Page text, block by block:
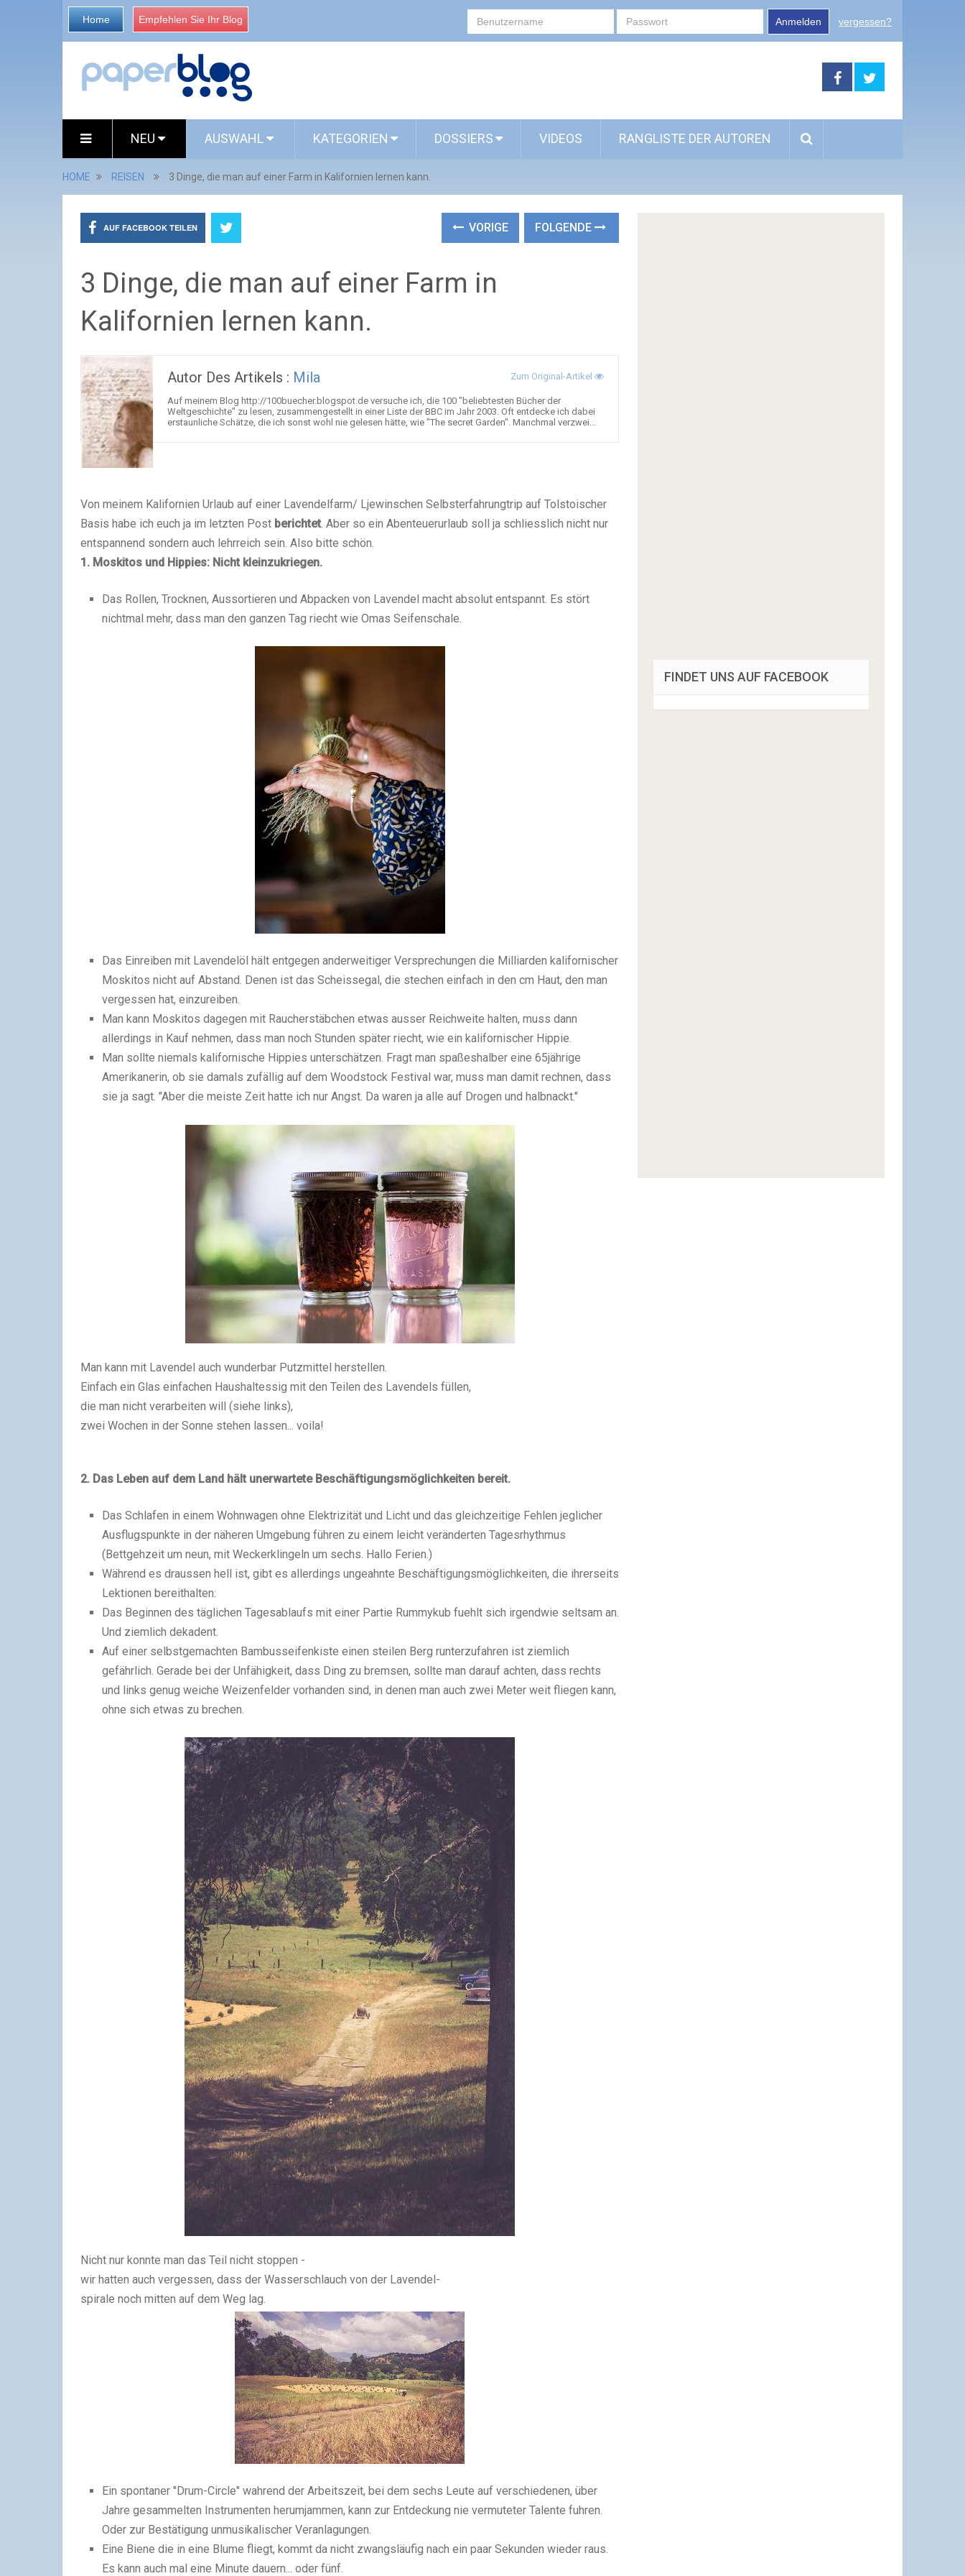
Home Empfehlen Sie Ihr Blog Anmelden vergessen?
NEU AUSWAHL KATEGORIEN DOSSIERS VIDEOS RANGLISTE DER AUTOREN
HOME REISEN 3 Dinge, die man auf einer Farm in Kalifornien lernen kann.
AUF FACEBOOK TEILEN VORIGE FOLGENDE
3 Dinge, die man auf einer Farm in
Kalifornien lernen kann.
Autor Des Artikels : Mila Zum Original-Artikel
Auf meinem Blog http://100buecher.blogspot.de versuche ich, die 100 "beliebtesten Bücher der
Weltgeschichte" zu lesen, zusammengestellt in einer Liste der BBC im Jahr 2003. Oft entdecke ich dabei
erstaunliche Schätze, die ich sonst wohl nie gelesen hätte, wie "The secret Garden". Manchmal verzwei...
Von meinem Kalifornien Urlaub auf einer Lavendelfarm/ Ljewinschen Selbsterfahrungtrip auf Tolstoischer
Basis habe ich euch ja im letzten Post berichtet. Aber so ein Abenteuerurlaub soll ja schliesslich nicht nur
entspannend sondern auch lehrreich sein. Also bitte schön.
1. Moskitos und Hippies: Nicht kleinzukriegen.
Das Rollen, Trocknen, Aussortieren und Abpacken von Lavendel macht absolut entspannt. Es stört
nichtmal mehr, dass man den ganzen Tag riecht wie Omas Seifenschale.
Das Einreiben mit Lavendelö l hä lt entgegen anderweitiger Versprechungen die Milliarden kalifornischer
Moskitos nicht auf Abstand. Denen ist das Scheissegal, die stechen einfach in den cm Haut, den man
vergessen hat, einzureiben.
Man kann Moskitos dagegen mit Raucherstäbchen etwas ausser Reichweite halten, muss dann
allerdings in Kauf nehmen, dass man noch Stunden später riecht, wie ein kalifornischer Hippie.
Man sollte niemals kalifornische Hippies unterschätzen. Fragt man spaßeshalber eine 65jährige
Amerikanerin, ob sie damals zufä llig auf dem Woodstock Festival war, muss man damit rechnen, dass
sie ja sagt. "Aber die meiste Zeit hatte ich nur Angst. Da waren ja alle auf Drogen und halbnackt."
Man kann mit Lavendel auch wunderbar Putzmittel herstellen.
Einfach ein Glas einfachen Haushaltessig mit den Teilen des Lavendels füllen,
die man nicht verarbeiten will (siehe links),
zwei Wochen in der Sonne stehen lassen... voila!
2. Das Leben auf dem Land hält unerwartete Beschäftigungsmöglichkeiten bereit.
Das Schlafen in einem Wohnwagen ohne Elektrizität und Licht und das gleichzeitige Fehlen jeglicher
Ausflugspunkte in der näheren Umgebung führen zu einem leicht veränderten Tagesrhythmus
(Bettgehzeit um neun, mit Weckerklingeln um sechs. Hallo Ferien.)
Während es draussen hell ist, gibt es allerdings ungeahnte Beschäftigungsmöglichkeiten, die ihrerseits
Lektionen bereithalten:
Das Beginnen des täglichen Tagesablaufs mit einer Partie Rummykub fuehlt sich irgendwie seltsam an.
Und ziemlich dekadent.
Auf einer selbstgemachten Bambusseifenkiste einen steilen Berg runterzufahren ist ziemlich
gefährlich. Gerade bei der Unfähigkeit, dass Ding zu bremsen, sollte man darauf achten, dass rechts
und links genug weiche Weizenfelder vorhanden sind, in denen man auch zwei Meter weit fliegen kann,
ohne sich etwas zu brechen.
Nicht nur konnte man das Teil nicht stoppen -
wir hatten auch vergessen, dass der Wasserschlauch von der Lavendel-
spirale noch mitten auf dem Weg lag.
Ein spontaner "Drum-Circle" wahrend der Arbeitszeit, bei dem sechs Leute auf verschiedenen,über
Jahre gesammelten Instrumenten herumjammen, kann zur Entdeckung nie vermuteter Talente fuhren.
Oder zur Bestätigung unmusikalischer Veranlagungen.
Eine Biene die in eine Blume fliegt, kommt da nicht zwangsläufig nach ein paar Sekunden wieder raus.
Es kann auch mal eine Minute dauern... oder fünf.
FINDET UNS AUF FACEBOOK